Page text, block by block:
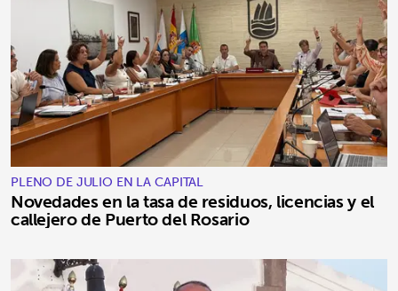
PLENO DE JULIO EN LA CAPITAL
Novedades en la tasa de residuos, licencias y el
callejero de Puerto del Rosario